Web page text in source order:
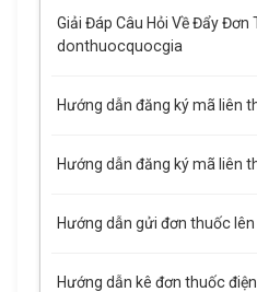
Giải Đáp Câu Hỏi Về Đẩy Đơn
donthuocquocgia
Hướng dẫn đăng ký mã liên
Hướng dẫn đăng ký mã liên
Hướng dẫn gửi đơn thuốc
Hướng dẫn kê đơn thuốc